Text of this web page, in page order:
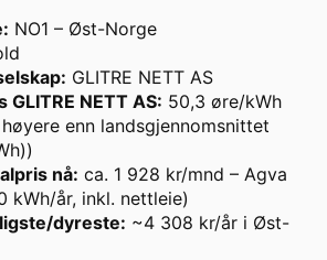
: NO1 – Øst-Norge
: GLITRE NETT AS
GLITRE NETT AS: 50,3 øre/kWh
enn landsgjennomsnittet
nå: ca. 1 928 kr/mnd – Agva
kWh/år, inkl. nettleie)
dyreste: ~4 308 kr/år i Øst-